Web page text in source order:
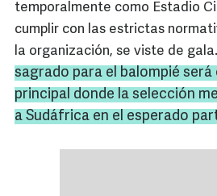
temporalmente como Estadio
cumplir con las estrictas
la organización, se viste de gala.
sagrado para el balompié será
principal donde la selección
a Sudáfrica en el esperado